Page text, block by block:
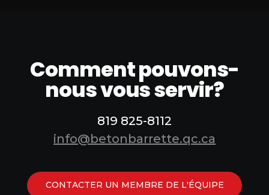
Comment pouvons-
nous vous servir?
819 825-8112
info@betonbarrette.qc.ca
CONTACTER UN MEMBRE DE L'ÉQUIPE